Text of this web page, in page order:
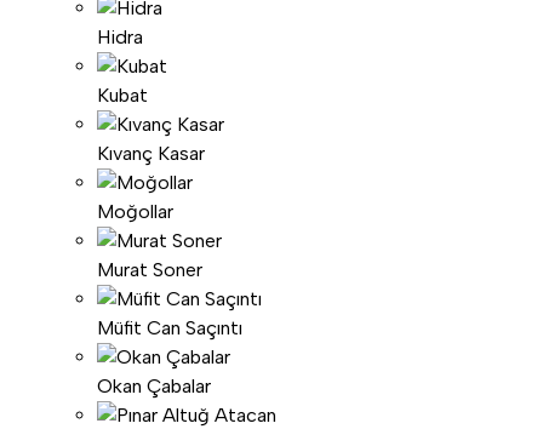
Hidra
Kubat
Kıvanç Kasar
Moğollar
Murat Soner
Müfit Can Saçıntı
Okan Çabalar